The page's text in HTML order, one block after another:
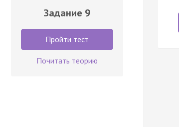
Задание 9
Пройти тест
Почитать теорию